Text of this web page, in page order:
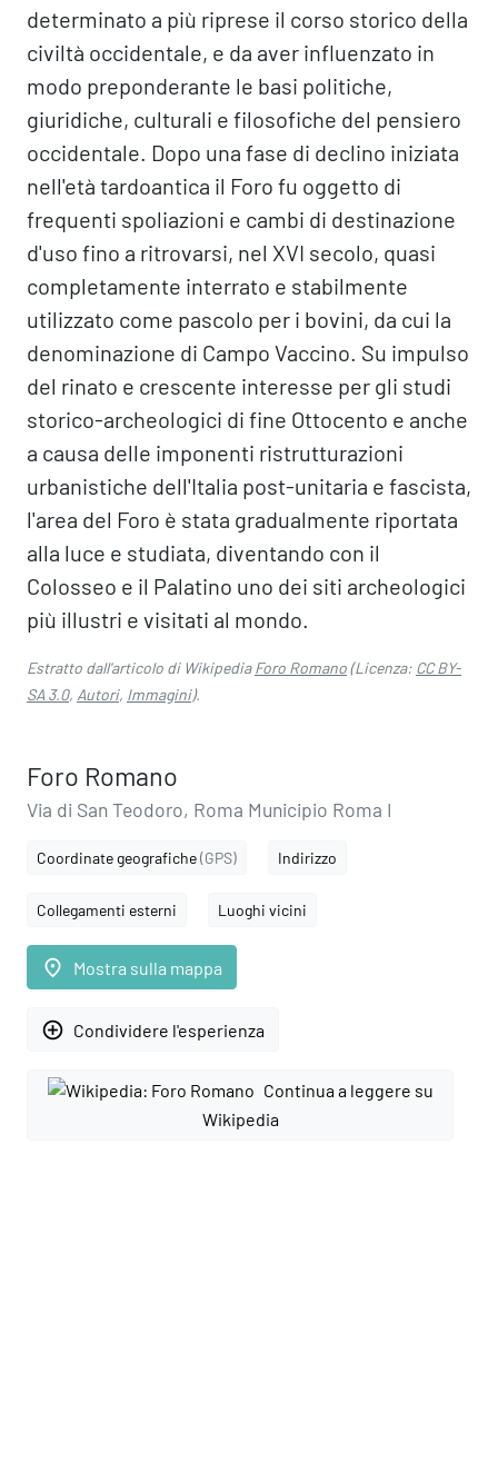
determinato a più riprese il corso storico della
civiltà occidentale, e da aver influenzato in
modo preponderante le basi politiche,
giuridiche, culturali e filosofiche del pensiero
occidentale. Dopo una fase di declino iniziata
nell'età tardoantica il Foro fu oggetto di
frequenti spoliazioni e cambi di destinazione
d'uso fino a ritrovarsi, nel XVI secolo, quasi
completamente interrato e stabilmente
utilizzato come pascolo per i bovini, da cui la
denominazione di Campo Vaccino. Su impulso
del rinato e crescente interesse per gli studi
storico-archeologici di fine Ottocento e anche
a causa delle imponenti ristrutturazioni
urbanistiche dell'Italia post-unitaria e fascista,
l'area del Foro è stata gradualmente riportata
alla luce e studiata, diventando con il
Colosseo e il Palatino uno dei siti archeologici
più illustri e visitati al mondo.
Estratto dall'articolo di WikipediaForo Romano(Licenza: CC BY-
SA 3.0, Autori, Immagini).
Foro Romano
Via di San Teodoro, Roma Municipio Roma I
Coordinate geografiche(GPS) Indirizzo
Collegamenti esterni Luoghi vicini
place Mostra sulla mappa
add_circle_outline Condividere l'esperienza
Continua a leggere su
Wikipedia